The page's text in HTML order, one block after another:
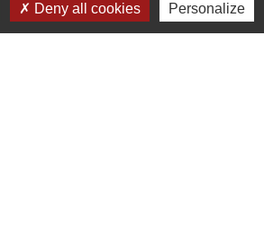
Deny all cookies Personalize